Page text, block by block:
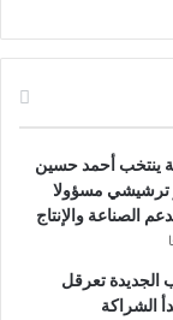
ينتخب أحمد حسين
ترشيشي مسؤولا
الصناعة والإنتاج
الجديدة تعرقل
الشراكة